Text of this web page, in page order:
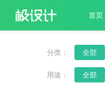
首页
分类： 全部
用途： 全部